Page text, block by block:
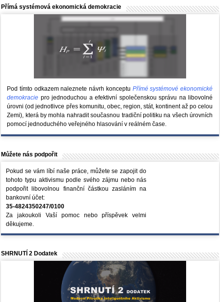
Přímá systémová ekonomická demokracie
Pod tímto odkazem naleznete návrh konceptu Přímé systémové ekonomické
demokracie pro jednoduchou a efektivní společenskou správu na libovolné
úrovni (od jednotlivce přes komunitu, obec, region, stát, kontinent až po celou
Zemi), která by mohla nahradit současnou tradiční politiku na všech úrovních
pomocí jednoduchého veřejného hlasování v reálném čase.
Můžete nás podpořit
Pokud se vám líbí naše práce, můžete se zapojit do
tohoto typu aktivismu podle svého zájmu nebo nás
podpořit libovolnou finanční částkou zasláním na
bankovní účet:
35-4824350247/0100
Za jakoukoli Vaší pomoc nebo příspěvek velmi
děkujeme.
SHRNUTÍ 2 Dodatek